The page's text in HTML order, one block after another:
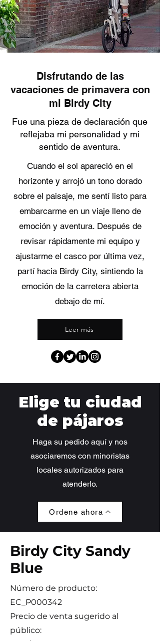
Disfrutando de las
vacaciones de primavera con
mi Birdy City
Fue una pieza de declaración que
reflejaba mi personalidad y mi
sentido de aventura.
Cuando el sol apareció en el
horizonte y arrojó un tono dorado
sobre el paisaje, me sentí listo para
embarcarme en un viaje lleno de
emoción y aventura. Después de
revisar rápidamente mi equipo y
ajustarme el casco por última vez,
partí hacia Birdy City, sintiendo la
emoción de la carretera abierta
debajo de mí.
Leer más
Elige tu ciudad
de pájaros
Haga su pedido aquí y nos
asociaremos con minoristas
locales autorizados para
atenderlo.
Ordene ahora
Birdy City Sandy
Blue
Número de producto:
EC_P000342
Precio de venta sugerido al
público: